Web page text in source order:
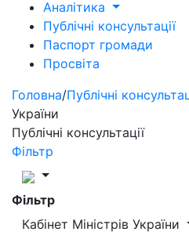
Аналітика
Публічні консультації
Паспорт громади
Просвіта
Головна/Публічні
України
Публічні консультації
Фільтр
Фільтр
Кабінет Міністрів України